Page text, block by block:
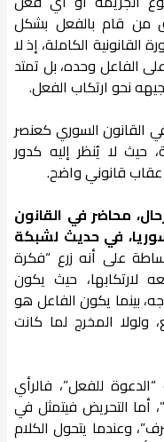
من قام بالفعل بشكل
القانونية الكاملة، إذ لا
الفاعل وحده، بل تمتد
نحو ارتكاب الفعل.
القانون السوري كعنصر
حيث لا يُنظر إليه كدور
قانوني واضح.
محاضر في القانون
في حديث لشبكة
على أنه زرع “فكرة
حيث يكون
بينما يكون الفاعل هو
ولولا المخرج لما كانت
للفعل”، فالرأي
أما التحريض فيتمثل في
وعندما يتحول الكلام